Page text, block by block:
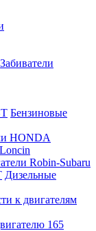
Забиватели
Бензиновые
HONDA
Robin-Subaru
Дизельные
к двигателям
165